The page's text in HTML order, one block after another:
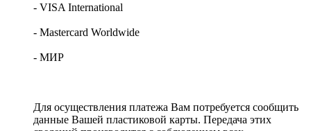
- VISA International
- Mastercard Worldwide
- МИР
Для осуществления платежа Вам потребуется сообщить
данные Вашей пластиковой карты. Передача этих